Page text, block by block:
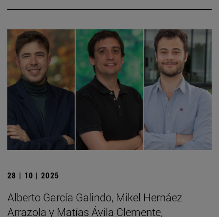
28 | 10 | 2025
Alberto García Galindo, Mikel Hernáez
Arrazola y Matías Ávila Clemente,